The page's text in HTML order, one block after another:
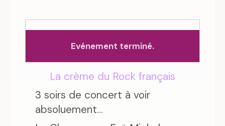
Evénement terminé.
La crème du Rock français
3 soirs de concert à voir
absoluement...